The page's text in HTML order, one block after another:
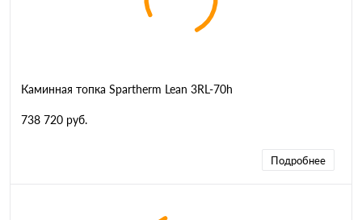
Каминная топка Spartherm Lean 3RL-70h
738 720 руб.
Подробнее